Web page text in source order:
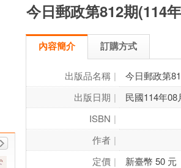
今日郵政第812期(114
內容簡介 訂購方式
出版品名稱
今日郵政第
出版日期
民國114年08
ISBN
作者
定價
新臺幣 50 元